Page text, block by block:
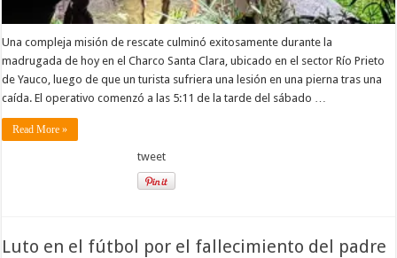
Una compleja misión de rescate culminó exitosamente durante la
madrugada de hoy en el Charco Santa Clara, ubicado en el sector Río Prieto
de Yauco, luego de que un turista sufriera una lesión en una pierna tras una
caída. El operativo comenzó a las 5:11 de la tarde del sábado …
Read More »
tweet
Luto en el fútbol por el fallecimiento del padre